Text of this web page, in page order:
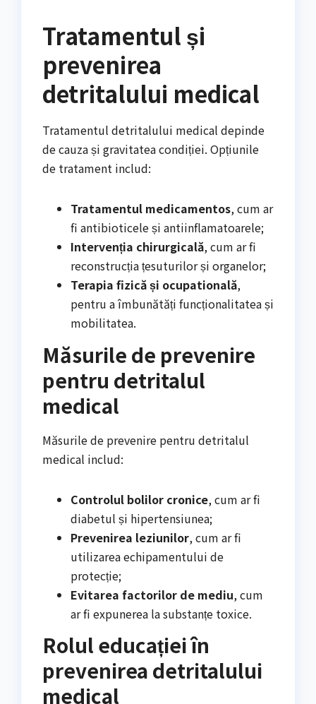
Tratamentul și
prevenirea
detritalului medical
Tratamentul detritalului medical depinde
de cauza și gravitatea condiției. Opțiunile
de tratament includ:
Tratamentul medicamentos, cum ar
fi antibioticele și antiinflamatoarele;
Intervenția chirurgicală, cum ar fi
reconstrucția țesuturilor și organelor;
Terapia fizică și ocupatională,
pentru a îmbunătăți funcționalitatea și
mobilitatea.
Măsurile de prevenire
pentru detritalul
medical
Măsurile de prevenire pentru detritalul
medical includ:
Controlul bolilor cronice, cum ar fi
diabetul și hipertensiunea;
Prevenirea leziunilor, cum ar fi
utilizarea echipamentului de
protecție;
Evitarea factorilor de mediu, cum
ar fi expunerea la substanțe toxice.
Rolul educației în
prevenirea detritalului
medical